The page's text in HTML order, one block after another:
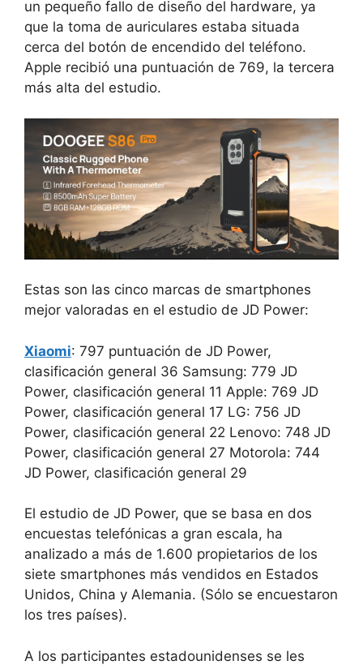
un pequeño fallo de diseño del hardware, ya
que la toma de auriculares estaba situada
cerca del botón de encendido del teléfono.
Apple recibió una puntuación de 769, la tercera
más alta del estudio.
Estas son las cinco marcas de smartphones
mejor valoradas en el estudio de JD Power:
Xiaomi: 797 puntuación de JD Power,
clasificación general 36 Samsung: 779 JD
Power, clasificación general 11 Apple: 769 JD
Power, clasificación general 17 LG: 756 JD
Power, clasificación general 22 Lenovo: 748 JD
Power, clasificación general 27 Motorola: 744
JD Power, clasificación general 29
El estudio de JD Power, que se basa en dos
encuestas telefónicas a gran escala, ha
analizado a más de 1.600 propietarios de los
siete smartphones más vendidos en Estados
Unidos, China y Alemania. (Sólo se encuestaron
los tres países).
A los participantes estadounidenses se les